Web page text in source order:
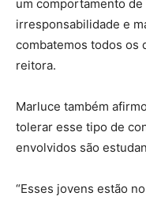
um comportamento
irresponsabilidade e
combatemos todos os
reitora.
Marluce também
tolerar esse tipo de
envolvidos são
“Esses jovens estão